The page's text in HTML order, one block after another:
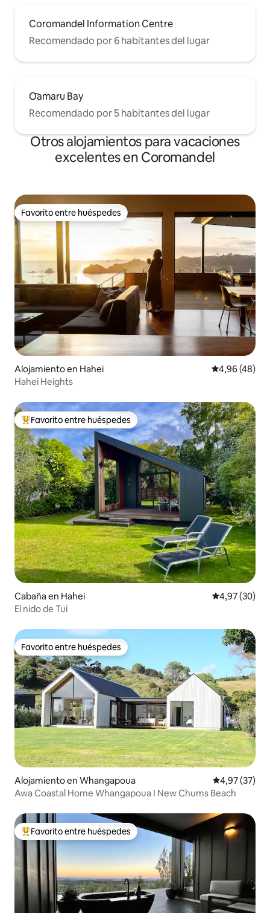
Coromandel Information Centre
Recomendado por 6 habitantes del lugar
Ōamaru Bay
Recomendado por 5 habitantes del lugar
Otros alojamientos para vacaciones
excelentes en Coromandel
Favorito entre huéspedes
Favorito entre huéspedes
Alojamiento en Hahei Calificación
4,96 (48)
Hahei Heights
Favorito entre los huéspedes más destacados
Favorito entre huéspedes
Cabaña en Hahei Calificación
4,97 (30)
El nido de Tui
Favorito entre huéspedes
Favorito entre huéspedes
Alojamiento en Whangapoua Calificación
4,97 (37)
Awa Coastal Home Whangapoua I New Chums Beach
Favorito entre los huéspedes más destacados
Favorito entre huéspedes